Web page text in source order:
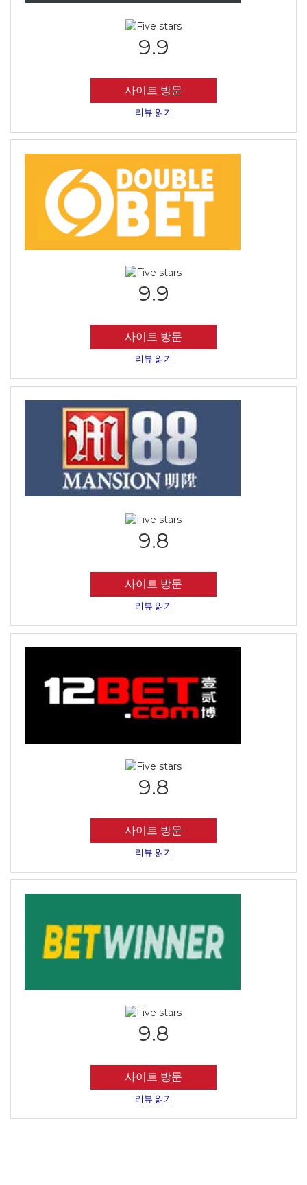
9.9
사이트 방문
리뷰 읽기
9.9
사이트 방문
리뷰 읽기
9.8
사이트 방문
리뷰 읽기
9.8
사이트 방문
리뷰 읽기
9.8
사이트 방문
리뷰 읽기